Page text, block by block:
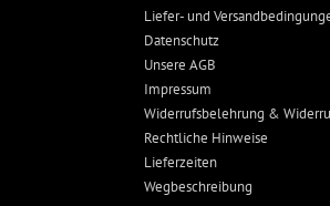
Liefer- und
Datenschutz
Unsere AGB
Impressum
Widerrufsbelehrung &
Rechtliche Hinweise
Lieferzeiten
Wegbeschreibung